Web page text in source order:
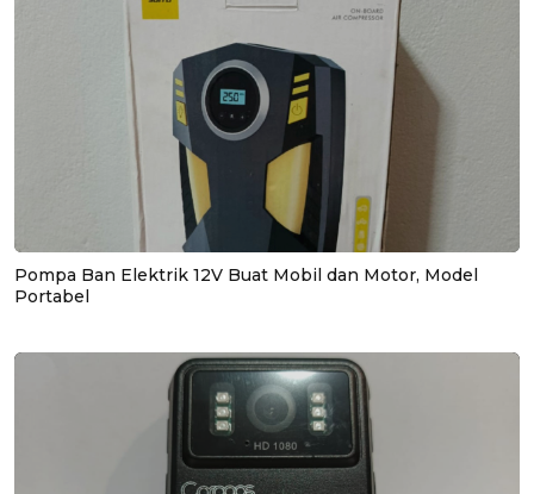
Pompa Ban Elektrik 12V Buat Mobil dan Motor, Model
Portabel